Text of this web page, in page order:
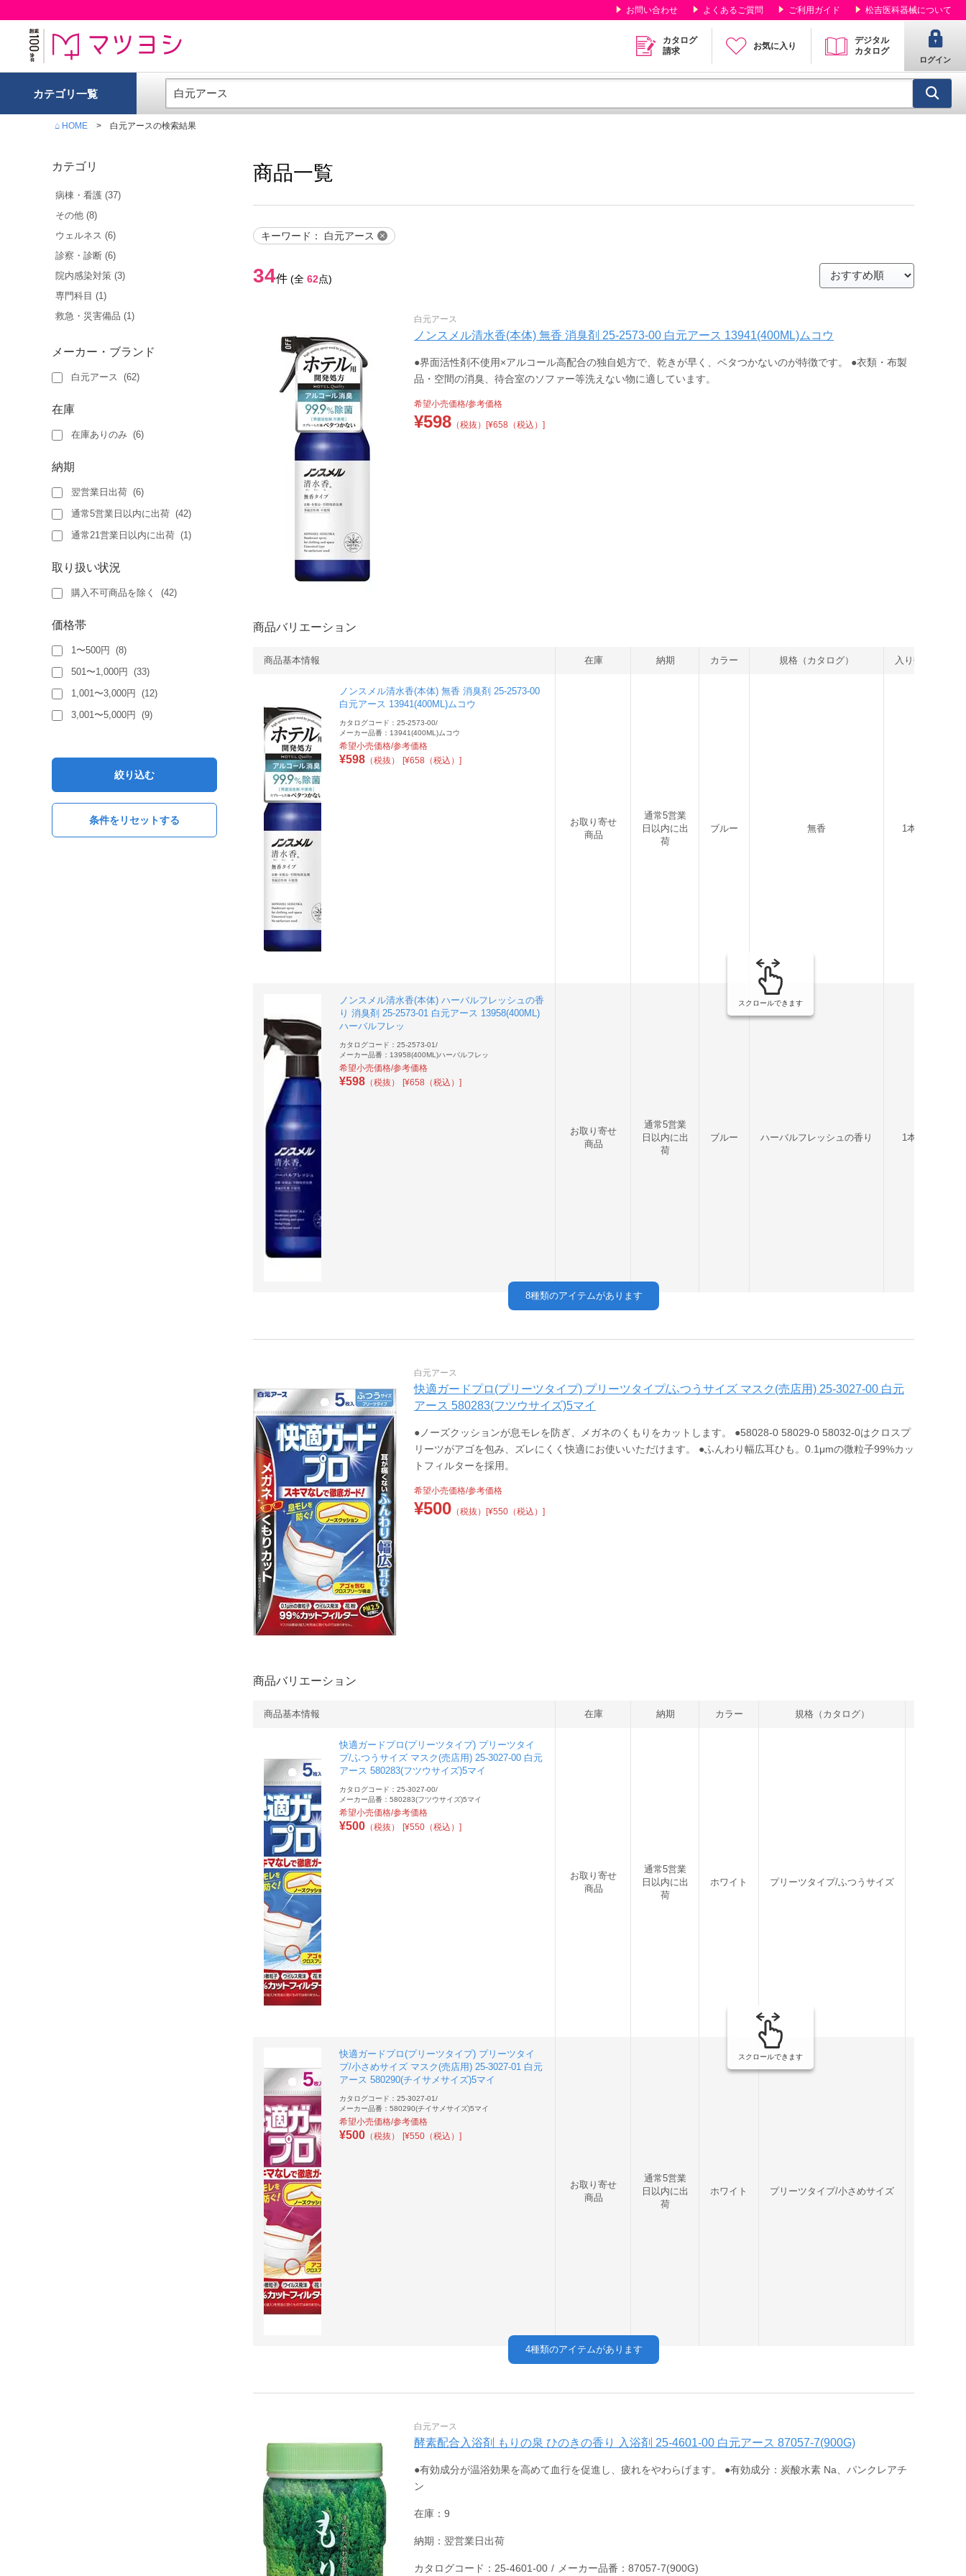
お問い合わせ よくあるご質問 ご利用ガイド 松吉医科器械について
カタログ
請求
お気に入り
デジタル
カタログ
ログイン
カテゴリ一覧
⌂ HOME 白元アースの検索結果
商品一覧
キーワード ： 白元アース
34件 (全 62点)
白元アース
ノンスメル清水香(本体) 無香 消臭剤 25-2573-00 白元アース 13941(400ML)ムコウ
●界面活性剤不使用×アルコール高配合の独自処方で、乾きが早く、ベタつかないのが特徴です。 ●衣類・布製
品・空間の消臭、待合室のソファー等洗えない物に適しています。
希望小売価格/参考価格
¥598 （税抜） [¥658（税込）]
商品バリエーション
商品基本情報 在庫 納期 カラー 規格（カタログ） 入り数
ノンスメル清水香(本体) 無香 消臭剤 25-2573-00
白元アース 13941(400ML)ムコウ
カタログコード：25-2573-00/
メーカー品番：13941(400ML)ムコウ
希望小売価格/参考価格
¥598 （税抜） [¥658（税込）]
お取り寄せ
商品
通常5営業
日以内に出
荷
ブルー 無香 1本
ノンスメル清水香(本体) ハーバルフレッシュの香
り 消臭剤 25-2573-01 白元アース 13958(400ML)
ハーバルフレッ
カタログコード：25-2573-01/
メーカー品番：13958(400ML)ハーバルフレッ
希望小売価格/参考価格
¥598 （税抜） [¥658（税込）]
お取り寄せ
商品
通常5営業
日以内に出
荷
ブルー ハーバルフレッシュの香り 1本
スクロールできます
8種類のアイテムがあります
白元アース
快適ガードプロ(プリーツタイプ) プリーツタイプ/ふつうサイズ マスク(売店用) 25-3027-00 白元
アース 580283(フツウサイズ)5マイ
●ノーズクッションが息モレを防ぎ、メガネのくもりをカットします。 ●58028-0 58029-0 58032-0はクロスプ
リーツがアゴを包み、ズレにくく快適にお使いいただけます。 ●ふんわり幅広耳ひも。0.1μmの微粒子99%カッ
トフィルターを採用。
希望小売価格/参考価格
¥500 （税抜） [¥550（税込）]
商品バリエーション
商品基本情報 在庫 納期 カラー 規格（カタログ）
快適ガードプロ(プリーツタイプ) プリーツタイ
プ/ふつうサイズ マスク(売店用) 25-3027-00 白元
アース 580283(フツウサイズ)5マイ
カタログコード：25-3027-00/
メーカー品番：580283(フツウサイズ)5マイ
希望小売価格/参考価格
¥500 （税抜） [¥550（税込）]
お取り寄せ
商品
通常5営業
日以内に出
荷
ホワイト プリーツタイプ/ふつうサイズ
快適ガードプロ(プリーツタイプ) プリーツタイ
プ/小さめサイズ マスク(売店用) 25-3027-01 白元
アース 580290(チイサメサイズ)5マイ
カタログコード：25-3027-01/
メーカー品番：580290(チイサメサイズ)5マイ
希望小売価格/参考価格
¥500 （税抜） [¥550（税込）]
お取り寄せ
商品
通常5営業
日以内に出
荷
ホワイト プリーツタイプ/小さめサイズ
スクロールできます
4種類のアイテムがあります
白元アース
酵素配合入浴剤 もりの泉 ひのきの香り 入浴剤 25-4601-00 白元アース 87057-7(900G)
●有効成分が温浴効果を高めて血行を促進し、疲れをやわらげます。 ●有効成分：炭酸水素 Na、パンクレアチ
ン
在庫：9
納期：翌営業日出荷
カタログコード：25-4601-00 / メーカー品番：87057-7(900G)
カテゴリ
病棟・看護 (37)
その他 (8)
ウェルネス (6)
診察・診断 (6)
院内感染対策 (3)
専門科目 (1)
救急・災害備品 (1)
メーカー・ブランド
白元アース (62)
在庫
在庫ありのみ (6)
納期
翌営業日出荷 (6)
通常5営業日以内に出荷 (42)
通常21営業日以内に出荷 (1)
取り扱い状況
購入不可商品を除く (42)
価格帯
1〜500円 (8)
501〜1,000円
(33)
1,001〜3,000円
(12)
3,001〜5,000円
(9)
絞り込む
条件をリセットする